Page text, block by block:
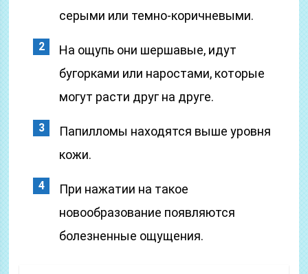
серыми или темно-коричневыми.
На ощупь они шершавые, идут
бугорками или наростами, которые
могут расти друг на друге.
Папилломы находятся выше уровня
кожи.
При нажатии на такое
новообразование появляются
болезненные ощущения.